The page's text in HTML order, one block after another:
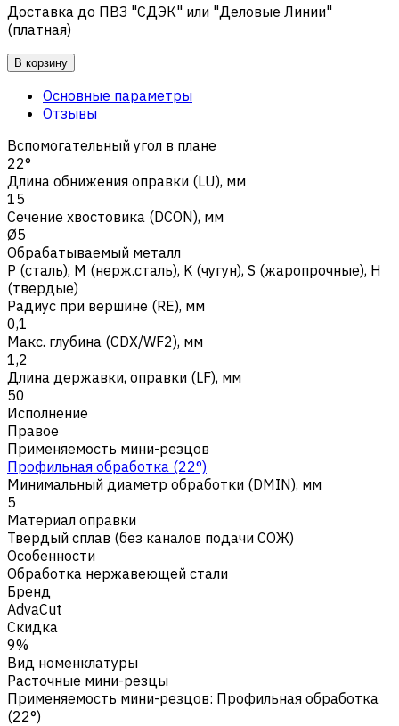
Доставка до ПВЗ "СДЭК" или "Деловые Линии"
(платная)
В корзину
Основные параметры
Отзывы
Вспомогательный угол в плане
22°
Длина обнижения оправки (LU), мм
15
Сечение хвостовика (DCON), мм
Ø5
Обрабатываемый металл
Р (сталь), M (нерж.сталь), K (чугун), S (жаропрочные), H
(твердые)
Радиус при вершине (RE), мм
0,1
Макс. глубина (CDX/WF2), мм
1,2
Длина державки, оправки (LF), мм
50
Исполнение
Правое
Применяемость мини-резцов
Профильная обработка (22°)
Минимальный диаметр обработки (DMIN), мм
5
Материал оправки
Твердый сплав (без каналов подачи СОЖ)
Особенности
Обработка нержавеющей стали
Бренд
AdvaCut
Скидка
9%
Вид номенклатуры
Расточные мини-резцы
Применяемость мини-резцов: Профильная обработка
(22°)